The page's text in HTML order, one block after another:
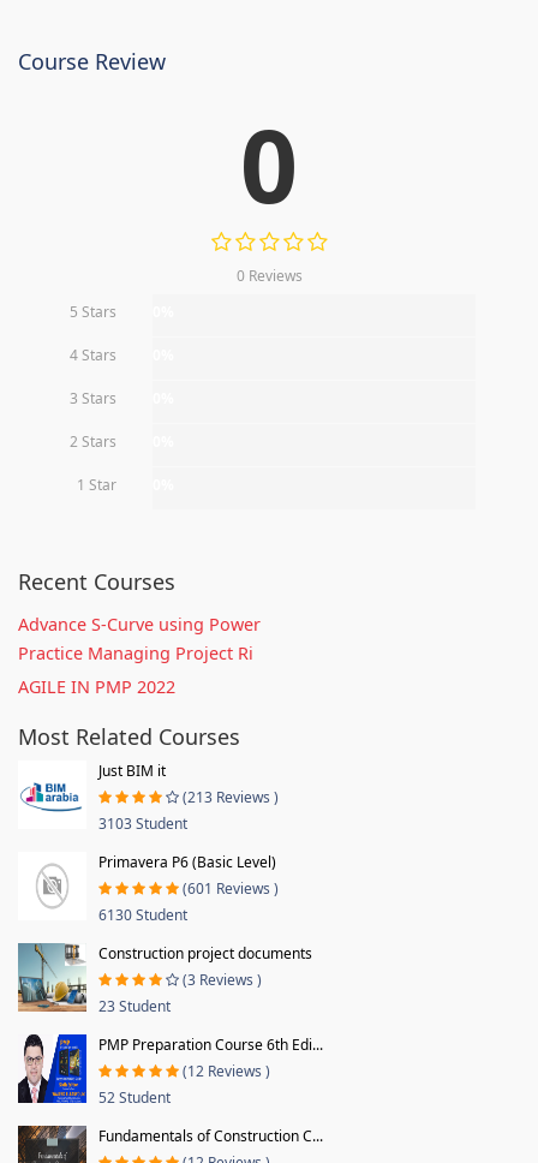
Course Review
0
0 Reviews
5 Stars
4 Stars
3 Stars
2 Stars
1 Star
Recent Courses
Advance S-Curve using Power
Practice Managing Project Ri
AGILE IN PMP 2022
Most Related Courses
Just BIM it
(213 Reviews )
3103 Student
Primavera P6 (Basic Level)
(601 Reviews )
6130 Student
Construction project documents
(3 Reviews )
23 Student
PMP Preparation Course 6th Edi...
(12 Reviews )
52 Student
Fundamentals of Construction C...